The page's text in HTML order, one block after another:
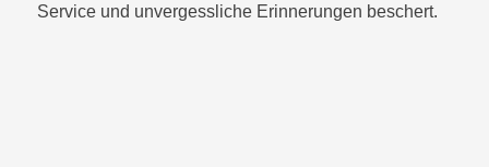
Service und unvergessliche Erinnerungen beschert.